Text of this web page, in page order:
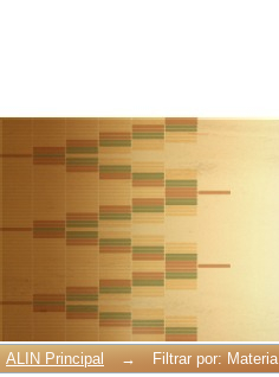
ALIN Principal →
Filtrar por: Materia